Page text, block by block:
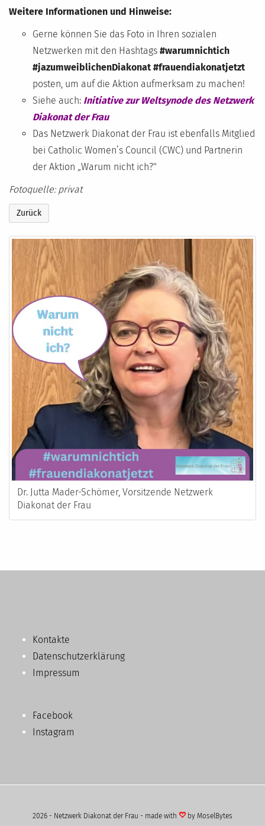
Weitere Informationen und Hinweise:
Gerne können Sie das Foto in Ihren sozialen
Netzwerken mit den Hashtags #warumnichtich
#jazumweiblichenDiakonat #frauendiakonatjetzt
posten, um auf die Aktion aufmerksam zu machen!
Siehe auch: Initiative zur Weltsynode des Netzwerk
Diakonat der Frau
Das Netzwerk Diakonat der Frau ist ebenfalls Mitglied
bei Catholic Women’s Council (CWC) und Partnerin
der Aktion „Warum nicht ich?"
Fotoquelle: privat
Zurück
Dr. Jutta Mader-Schömer, Vorsitzende Netzwerk
Diakonat der Frau
Kontakte
Datenschutzerklärung
Impressum
Facebook
Instagram
2026 - Netzwerk Diakonat der Frau - made with by MoselBytes